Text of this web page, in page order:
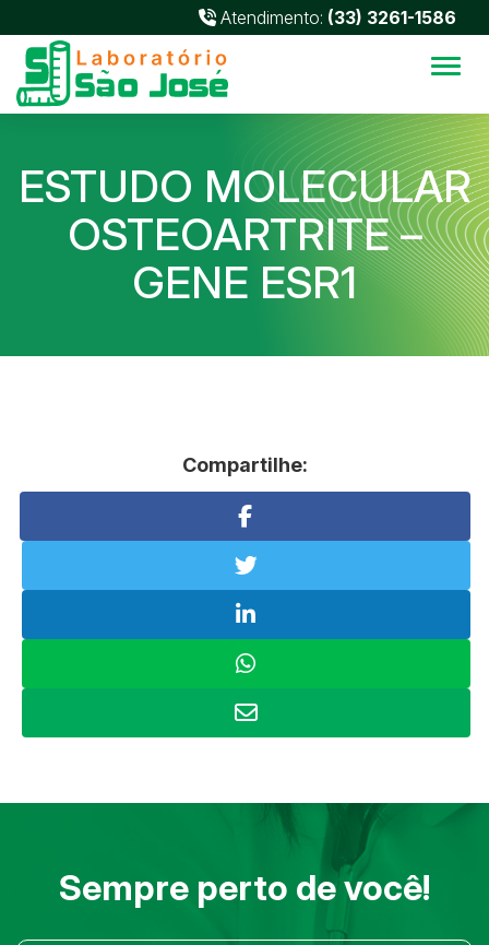
Atendimento: (33) 3261-1586
ESTUDO MOLECULAR
OSTEOARTRITE –
GENE ESR1
Compartilhe:
Sempre perto de você!